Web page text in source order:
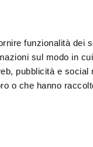
funzionalità dei
sul modo in
pubblicità e social
o che hanno
RISORSE